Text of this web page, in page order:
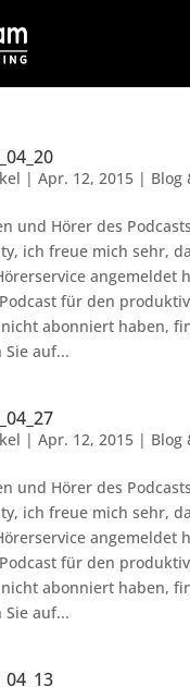
| Apr. 12, 2015| Blog
und Hörer des Podcasts
ich freue mich sehr,
angemeldet
für den
abonniert haben,
auf...
| Apr. 12, 2015| Blog
und Hörer des Podcasts
ich freue mich sehr,
angemeldet
für den
abonniert haben,
auf...